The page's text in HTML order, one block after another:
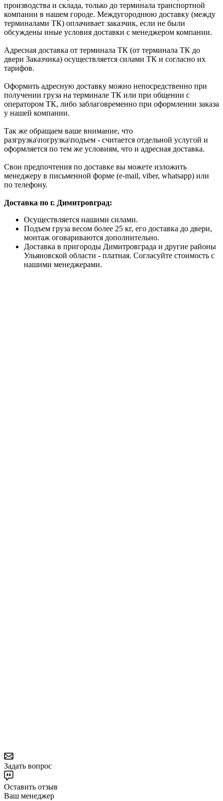
производства и склада, только до терминала транспортной
компании в нашем городе. Междугороднюю доставку (между
терминалами ТК) оплачивает заказчик, если не были
обсуждены иные условия доставки с менеджером компании.
Адресная доставка от терминала ТК (от терминала ТК до
двери Заказчика) осуществляется силами ТК и согласно их
тарифов.
Оформить адресную доставку можно непосредственно при
получении груза на терминале ТК или при общении с
оператором ТК, либо заблаговременно при оформлении заказа
у нашей компании.
Так же обращаем ваше внимание, что
разгрузка\погрузка\подъем - считается отдельной услугой и
оформляется по тем же условиям, что и адресная доставка.
Свои предпочтения по доставке вы можете изложить
менеджеру в письменной форме (e-mail, viber, whatsapp) или
по телефону.
Доставка по г. Димитровград:
Осуществляется нашими силами.
Подъем груза весом более 25 кг, его доставка до двери,
монтаж оговариваются дополнительно.
Доставка в пригороды Димитровграда и другие районы
Ульяновской области - платная. Согласуйте стоимость с
нашими менеджерами.
Задать вопрос
Оставить отзыв
Ваш менеджер